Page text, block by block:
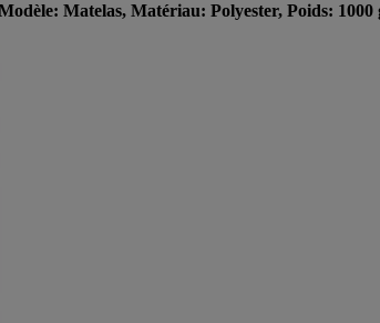
Matelas, Matériau: Polyester, Poids: 1000